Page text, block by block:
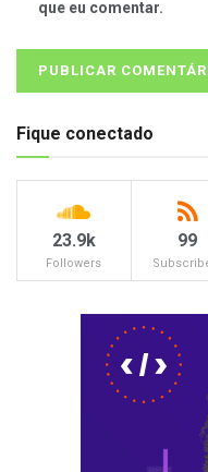
que eu comentar.
Fique conectado
23.9k
Followers
99